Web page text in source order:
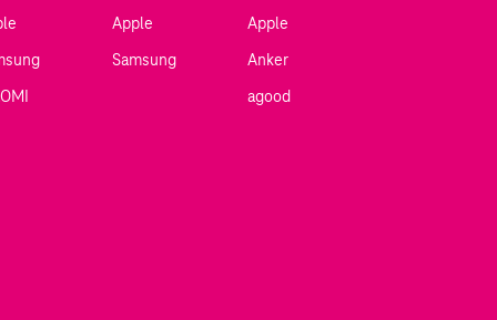
Apple
Samsung
Apple
Anker
agood